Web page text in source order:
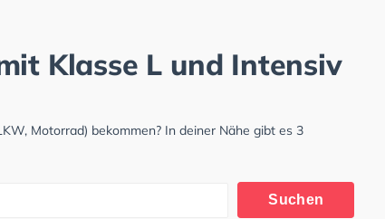
Klasse L und Intensiv
Motorrad) bekommen? In deiner Nähe gibt es 3
Suchen